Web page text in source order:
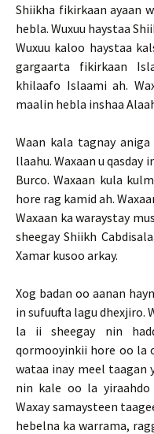
Shiikha fikirkaan ayaan
hebla. Wuxuu haystaa
Wuxuu kaloo haystaa
gargaarta fikirkaan
khilaafo Islaami ah.
maalin hebla inshaa
Waan kala tagnay
llaahu. Waxaan u qasday
Burco. Waxaan kula
hore rag kamid ah.
Waxaan ka waraystay
sheegay Shiikh
Xamar kusoo arkay.
Xog badan oo aanan
in sufuufta lagu dhexjiro.
la ii sheegay nin
qormooyinkii hore oo la
wataa inay meel taagan
nin kale oo la
Waxay samaysteen
hebelna ka warrama,